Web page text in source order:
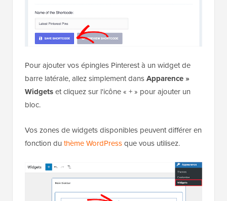
Pour ajouter vos épingles Pinterest à un widget de
barre latérale, allez simplement dansApparence »
Widgetset cliquez sur l'icône « + » pour ajouter un
bloc.
Vos zones de widgets disponibles peuvent différer en
fonction du thème WordPressque vous utilisez.